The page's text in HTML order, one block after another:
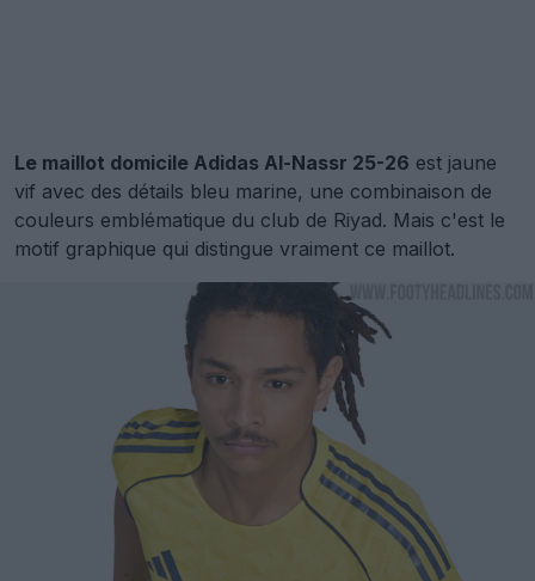
Le maillot domicile Adidas Al-Nassr 25-26 est jaune
vif avec des détails bleu marine, une combinaison de
couleurs emblématique du club de Riyad. Mais c'est le
motif graphique qui distingue vraiment ce maillot.